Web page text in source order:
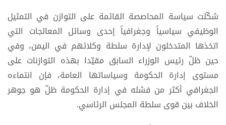
شكّلت سياسة المحاصصة القائمة على التوازن في التمثيل
الوظيفي سياسياً وجغرافياً إحدى وسائل المعالجات التي
اتخذها المتدخلون لإدارة سلطة وكلائهم في اليمن، وفي
حين ظلّ رئيس الوزراء السابق مقيّدا بهذه التوازنات على
مستوى إدارة الحكومة وسياساتها العامة، فإن انتماءه
الجغرافي أكثر من فشله في إدارة الحكومة ظلّ هو جوهر
الخلاف بين قوى سلطة المجلس الرئاسي.